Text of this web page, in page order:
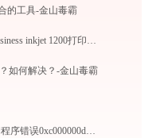
的工具-金山毒霸
一文带你了解如何下载及安装hp business inkjet 1200打印机驱动
如何解决？-金山毒霸
WPS Office错误报告transerr.exe应用程序错误0xc000000d解决方法